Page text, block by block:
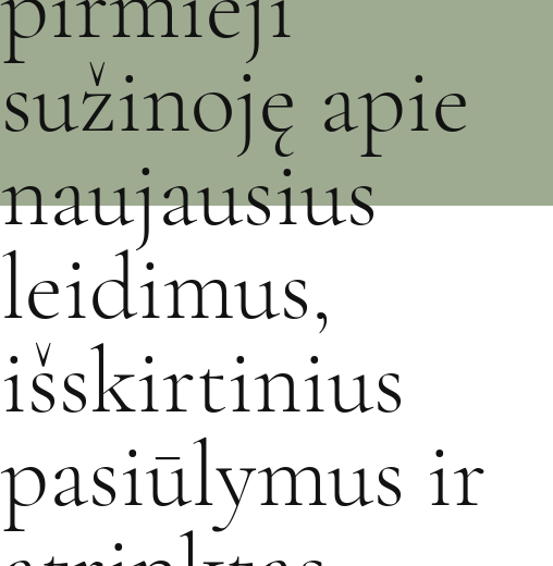
sužinoję apie
naujausius
leidimus,
išskirtinius
pasiūlymus ir